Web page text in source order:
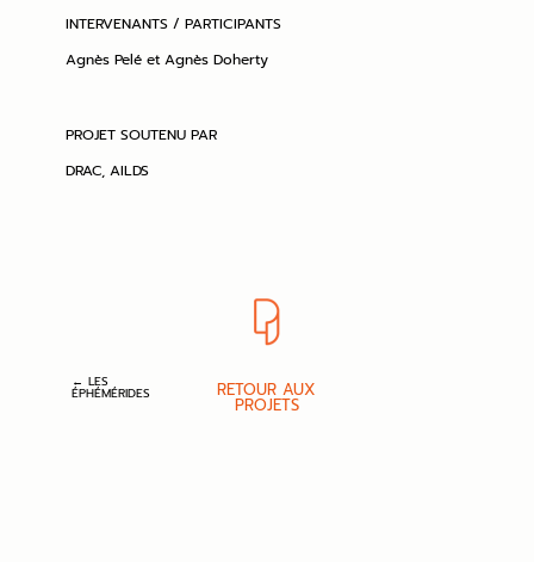
INTERVENANTS / PARTICIPANTS
Agnès Pelé et Agnès Doherty
PROJET SOUTENU PAR
DRAC, AILDS
← LES
ÉPHÉMÉRIDES RETOUR AUX
PROJETS